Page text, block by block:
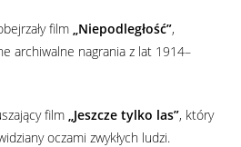
film „Niepodległość”,
archiwalne nagrania z lat 1914–
film „Jeszcze tylko las”, który
oczami zwykłych ludzi.